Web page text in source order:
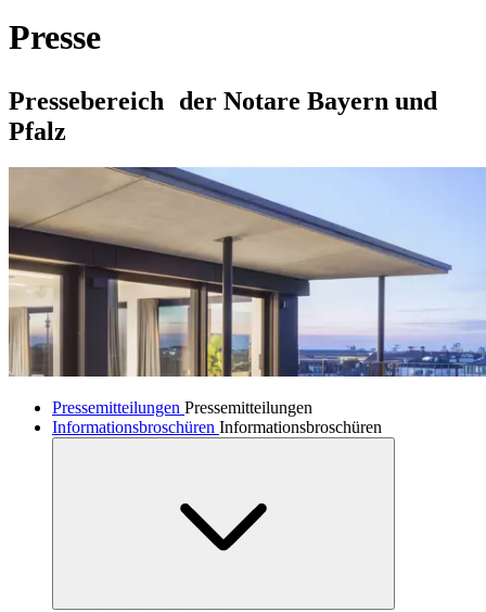
Presse
Pressebereich der Notare Bayern und
Pfalz
Pressemitteilungen Pressemitteilungen
Informationsbroschüren Informationsbroschüren